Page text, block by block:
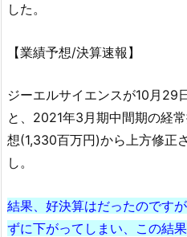
した。
【業績予想/決算速報】
ジーエルサイエンスが10月29
と、2021年3月期中間期の経
想(1,330百万円)から上方修正
し。
結果、好決算はだったのです
ずに下がってしまい、この結果